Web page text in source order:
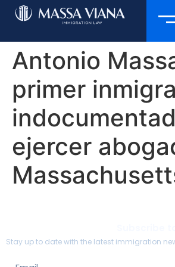
Antonio
primer
ejercer
Stay up to date with the latest immigration